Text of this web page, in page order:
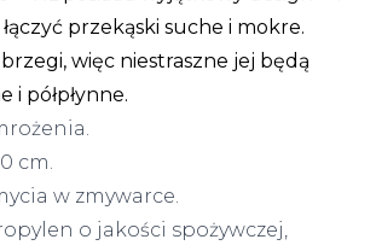
przekąski suche i mokre.
brzegi, więc niestraszne jej będą
i półpłynne.
cm.
w zmywarce.
o jakości spożywczej,